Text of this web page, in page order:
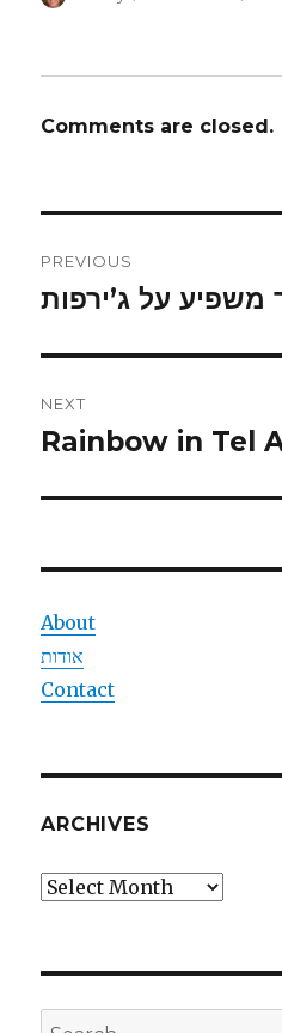
Comments are closed.
navigation
PREVIOUS
Previous
משפיע על ג’ירפות
NEXT
Next
Rainbow in Tel
About
אודות
Contact
ARCHIVES
Archives
Search